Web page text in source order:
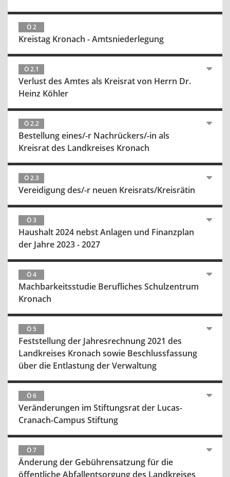
Ö 2
Kreistag Kronach - Amtsniederlegung
Ö 2.1
Verlust des Amtes als Kreisrat von Herrn Dr.
Heinz Köhler
Ö 2.2
Bestellung eines/-r Nachrückers/-in als
Kreisrat des Landkreises Kronach
Ö 2.3
Vereidigung des/-r neuen Kreisrats/Kreisrätin
Ö 3
Haushalt 2024 nebst Anlagen und Finanzplan
der Jahre 2023 - 2027
Ö 4
Machbarkeitsstudie Berufliches Schulzentrum
Kronach
Ö 5
Feststellung der Jahresrechnung 2021 des
Landkreises Kronach sowie Beschlussfassung
über die Entlastung der Verwaltung
Ö 6
Veränderungen im Stiftungsrat der Lucas-
Cranach-Campus Stiftung
Ö 7
Änderung der Gebührensatzung für die
öffentliche Abfallentsorgung des Landkreises